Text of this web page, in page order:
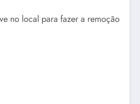
no local para fazer a remoção